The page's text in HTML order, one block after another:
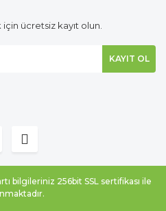
ücretsiz kayıt olun.
KAYIT OL
bilgileriniz 256bit SSL sertifikası ile